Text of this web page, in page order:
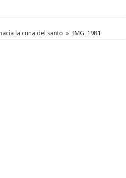
la cuna del santo » IMG_1981